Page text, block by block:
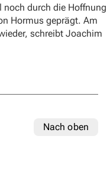
noch durch die Hoffnung
Hormus geprägt. Am
schreibt Joachim
Nach oben